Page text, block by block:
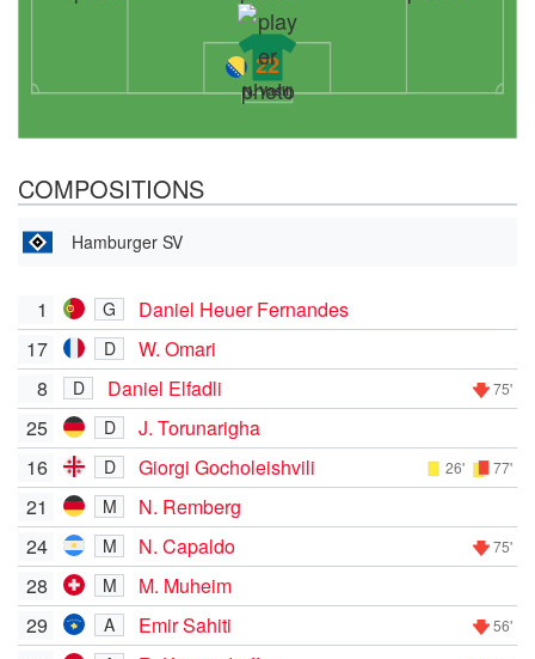
22
N. Vasilj
COMPOSITIONS
Hamburger SV
1 G
Daniel Heuer Fernandes
17
D
W. Omari
8
D Daniel Elfadli 75'
25 D
J. Torunarigha
16
D Giorgi Gocholeishvili 26' 77'
21 M
N. Remberg
24
M N. Capaldo 75'
28 M
M. Muheim
29
A Emir Sahiti 56'